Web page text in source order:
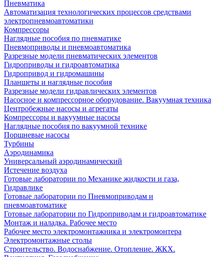
Пневматика
Автоматизация технологических процессов средствами
электропневмоавтоматики
Компрессоры
Наглядные пособия по пневматике
Пневмоприводы и пневмоавтоматика
Разрезные модели пневматических элементов
Гидроприводы и гидроавтоматика
Гидропривод и гидромашины
Планшеты и наглядные пособия
Разрезные модели гидравлических элементов
Насосное и компрессорное оборудование. Вакуумная техника
Центробежные насосы и агрегаты
Компрессоры и вакуумные насосы
Наглядные пособия по вакуумной технике
Поршневые насосы
Турбины
Аэродинамика
Универсальный аэродинамический
Истечение воздуха
Готовые лаборатории по Механике жидкости и газа,
Гидравлике
Готовые лаборатории по Пневмоприводам и
пневмоавтоматике
Готовые лаборатории по Гидроприводам и гидроавтоматике
Монтаж и наладка. Рабочее место
Рабочее место электромонтажника и электромонтера
Электромонтажные столы
Строительство. Водоснабжение. Отопление. ЖКХ.